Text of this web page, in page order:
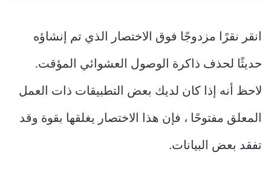
انقر نقرًا مزدوجًا فوق الاختصار الذي تم إنشاؤه
حديثًا لحذف ذاكرة الوصول العشوائي المؤقت.
لاحظ أنه إذا كان لديك بعض التطبيقات ذات العمل
المعلق مفتوحًا ، فإن هذا الاختصار يغلقها بقوة وقد
تفقد بعض البيانات.